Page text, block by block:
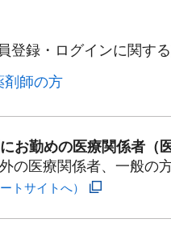
登録・ログインに関す
剤師の方​
お勤めの医療関係者（
の医療関係者、一般の
トサイトへ）